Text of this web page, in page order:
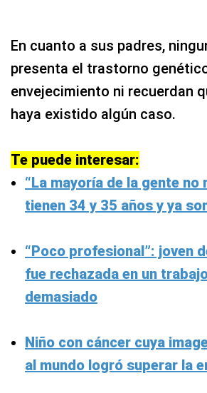
En cuanto a sus padres,
presenta el trastorno
envejecimiento ni recuerdan
haya existido algún caso.
Te puede interesar:
“La mayoría de la gente no
tienen 34 y 35 años y ya
“Poco profesional”: joven
fue rechazada en un
demasiado
Niño con cáncer cuya
al mundo logró superar la